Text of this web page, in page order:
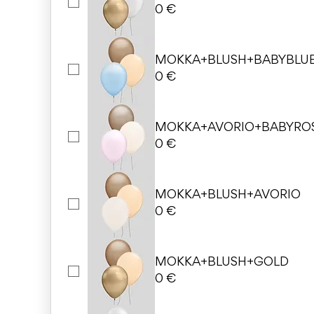
0 €
0 €
0 €
MOKKA+BLUSH+AVORIO
0 €
MOKKA+BLUSH+GOLD
0 €